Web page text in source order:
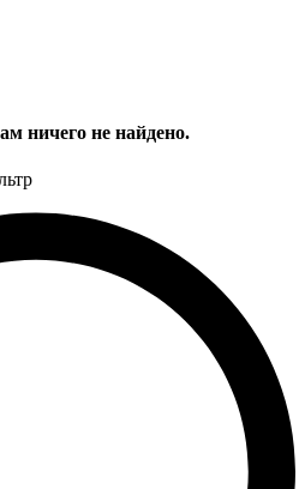
ничего не найдено.